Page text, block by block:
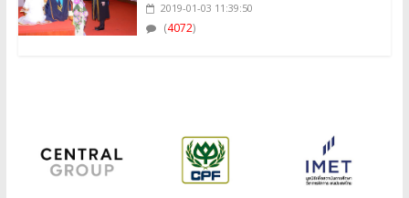
2019-01-03 11:39:50
(4072)